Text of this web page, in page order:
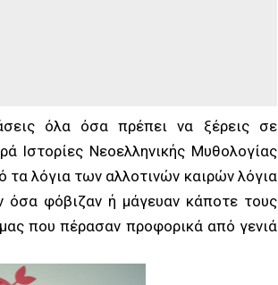
όλα όσα πρέπει να ξέρεις σε
Ιστορίες Νεοελληνικής Μυθολογίας
τα λόγια των αλλοτινών καιρών λόγια
όσα φόβιζαν ή μάγευαν κάποτε τους
που πέρασαν προφορικά από γενιά